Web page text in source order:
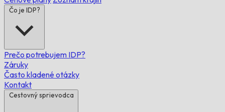
Čo je IDP?
Prečo potrebujem IDP?
Záruky
Často kladené otázky
Kontakt
Cestovný sprievodca